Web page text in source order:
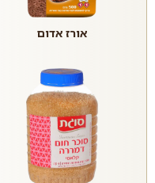
אורז אדום